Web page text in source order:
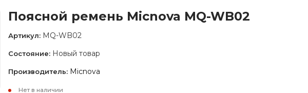
Поясной ремень Micnova MQ-WB02
Артикул: MQ-WB02
Состояние: Новый товар
Производитель: Micnova
Нет в наличии